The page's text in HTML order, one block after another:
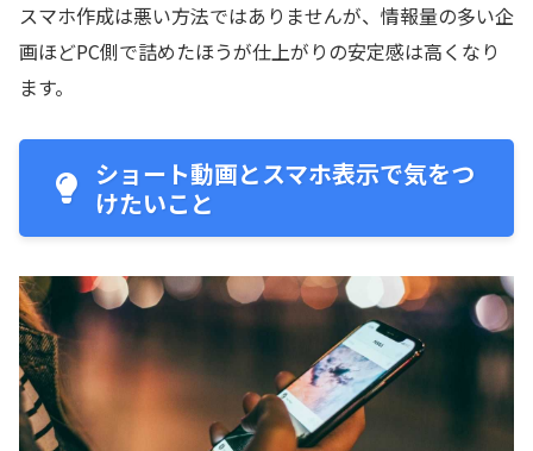
スマホ作成は悪い方法ではありませんが、情報量の多い企
画ほどPC側で詰めたほうが仕上がりの安定感は高くなり
ます。
ショート動画とスマホ表示で気をつ
けたいこと